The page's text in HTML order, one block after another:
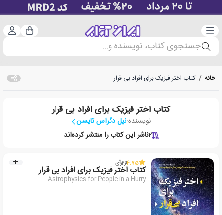
دسته‌بندی سبد
جستجوی کتاب، نویسنده و...
خانه / کتاب اختر فیزیک برای افراد بی قرار
کتاب اختر فیزیک برای افراد بی قرار
نویسنده:نیل دگراس تایسن
2ناشر این کتاب را منتشر کرده‌اند
4.75از2رأی
کتاب اختر فیزیک برای افراد بی قرار
Astrophysics for People in a Hurry